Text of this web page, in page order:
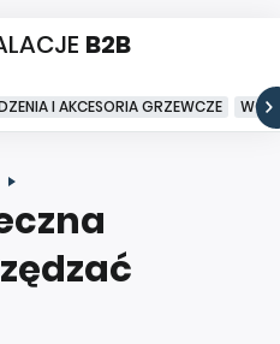
B2B
I AKCESORIA GRZEWCZE